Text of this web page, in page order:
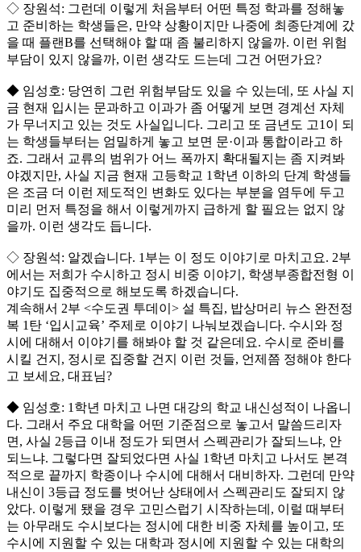
◇ 장원석: 그런데 이렇게 처음부터 어떤 특정 학과를 정해놓
고 준비하는 학생들은, 만약 상황이지만 나중에 최종단계에 갔
을 때 플랜B를 선택해야 할 때 좀 불리하지 않을까. 이런 위험
부담이 있지 않을까, 이런 생각도 드는데 그건 어떤가요?
◆ 임성호: 당연히 그런 위험부담도 있을 수 있는데, 또 사실 지
금 현재 입시는 문과하고 이과가 좀 어떻게 보면 경계선 자체
가 무너지고 있는 것도 사실입니다. 그리고 또 금년도 고1이 되
는 학생들부터는 엄밀하게 놓고 보면 문·이과 통합이라고 하
죠. 그래서 교류의 범위가 어느 폭까지 확대될지는 좀 지켜봐
야겠지만, 사실 지금 현재 고등학교 1학년 이하의 단계 학생들
은 조금 더 이런 제도적인 변화도 있다는 부분을 염두에 두고
미리 먼저 특정을 해서 이렇게까지 급하게 할 필요는 없지 않
을까. 이런 생각도 듭니다.
◇ 장원석: 알겠습니다. 1부는 이 정도 이야기로 마치고요. 2부
에서는 저희가 수시하고 정시 비중 이야기, 학생부종합전형 이
야기도 집중적으로 해보도록 하겠습니다.
계속해서 2부 <수도권 투데이> 설 특집, 밥상머리 뉴스 완전정
복 1탄 ‘입시교육’ 주제로 이야기 나눠보겠습니다. 수시와 정
시에 대해서 이야기를 해봐야 할 것 같은데요. 수시로 준비를
시킬 건지, 정시로 집중할 건지 이런 것들, 언제쯤 정해야 한다
고 보세요, 대표님?
◆ 임성호: 1학년 마치고 나면 대강의 학교 내신성적이 나옵니
다. 그래서 주요 대학을 어떤 기준점으로 놓고서 말씀드리자
면, 사실 2등급 이내 정도가 되면서 스펙관리가 잘되느냐, 안
되느냐. 그렇다면 잘되었다면 사실 1학년 마치고 나서도 본격
적으로 끝까지 학종이나 수시에 대해서 대비하자. 그런데 만약
내신이 3등급 정도를 벗어난 상태에서 스펙관리도 잘되지 않
았다. 이렇게 됐을 경우 고민스럽기 시작하는데, 이럴 때부터
는 아무래도 수시보다는 정시에 대한 비중 자체를 높이고, 또
수시에 지원할 수 있는 대학과 정시에 지원할 수 있는 대학의